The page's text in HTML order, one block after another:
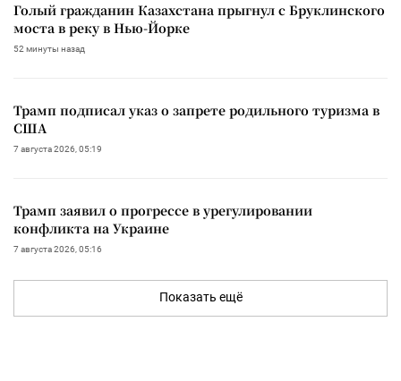
Голый гражданин Казахстана прыгнул с Бруклинского
моста в реку в Нью-Йорке
52 минуты назад
Трамп подписал указ о запрете родильного туризма в
США
7 августа 2026, 05:19
Трамп заявил о прогрессе в урегулировании
конфликта на Украине
7 августа 2026, 05:16
Показать ещё